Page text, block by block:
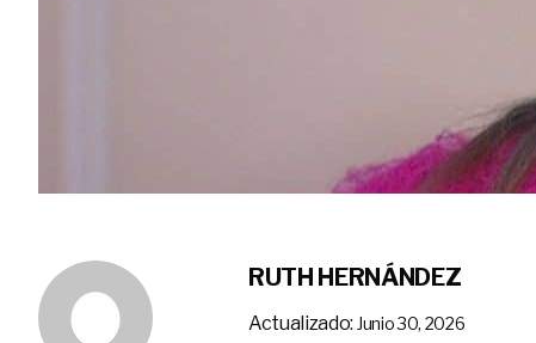
RUTH HERNÁNDEZ
Actualizado: Junio 30, 2026